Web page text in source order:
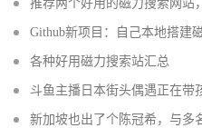
推荐两个好用的磁力搜索网站
Github新项目：自己本地搭建
各种好用磁力搜索站汇总
斗鱼主播日本街头偶遇正在带
新加坡也出了个陈冠希，与多